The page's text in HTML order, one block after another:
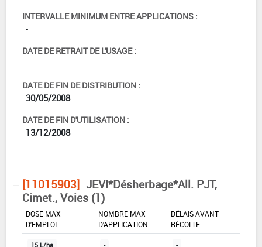
INTERVALLE MINIMUM ENTRE APPLICATIONS :
-
DATE DE RETRAIT DE L'USAGE :
-
DATE DE FIN DE DISTRIBUTION :
30/05/2008
DATE DE FIN D'UTILISATION :
13/12/2008
[11015903] JEVI*Désherbage*All. PJT,
Cimet., Voies (1)
DOSE MAX
D'EMPLOI
NOMBRE MAX
D'APPLICATION
DÉLAIS AVANT
RÉCOLTE
15 L/ha - -